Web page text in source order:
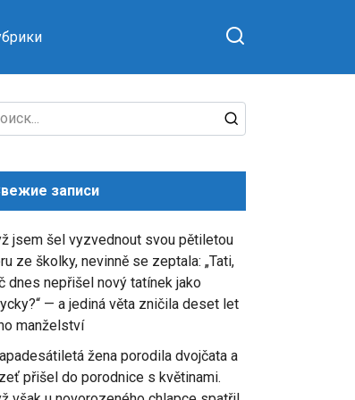
записи
jsem šel vyzvednout svou pětiletou
ze školky, nevinně se zeptala: „Tati,
dnes nepřišel nový tatínek jako
— a jediná věta zničila deset let
manželství
žena porodila dvojčata a
přišel do porodnice s květinami.